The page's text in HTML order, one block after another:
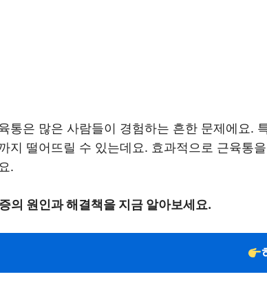
통은 많은 사람들이 경험하는 흔한 문제에요.
지 떨어뜨릴 수 있는데요. 효과적으로 근육통
.
의 원인과 해결책을 지금 알아보세요.